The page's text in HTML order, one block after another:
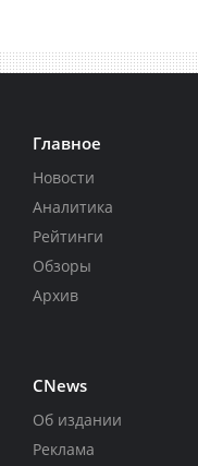
Главное
Новости
Аналитика
Рейтинги
Обзоры
Архив
CNews
Об издании
Реклама